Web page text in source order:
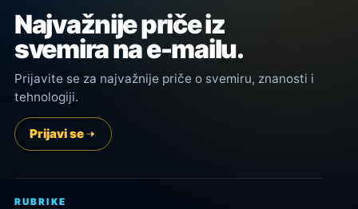
Najvažnije priče iz
svemira na e-mailu.
Prijavite se za najvažnije priče o svemiru, znanosti i
tehnologiji.
Prijavi se
RUBRIKE